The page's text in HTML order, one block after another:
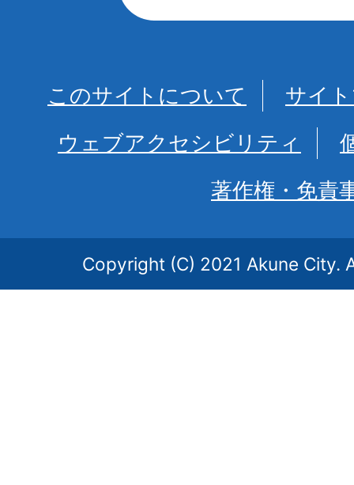
このサイトについて
サイ
ウェブアクセシビリティ
著作権・免責
Copyright (C) 2021 Akune City.